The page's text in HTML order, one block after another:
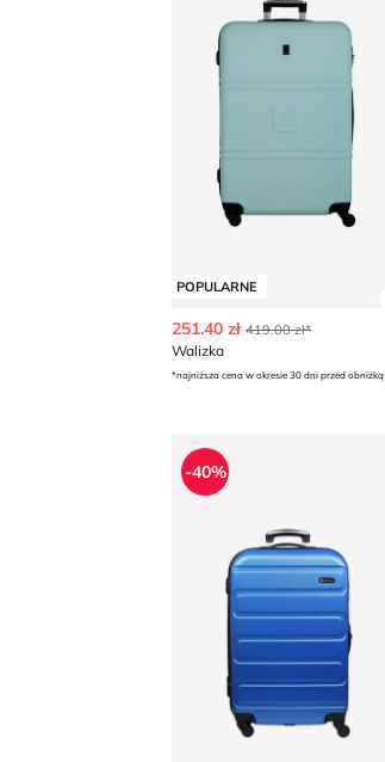
POPULARNE
251.40 zł 419.00 zł*
Walizka
*najniższa cena w okresie 30 dni przed obniżką
Walizka
-40%